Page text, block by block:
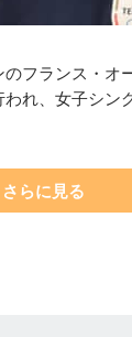
フランス・オ
われ、女子シン
さらに見る